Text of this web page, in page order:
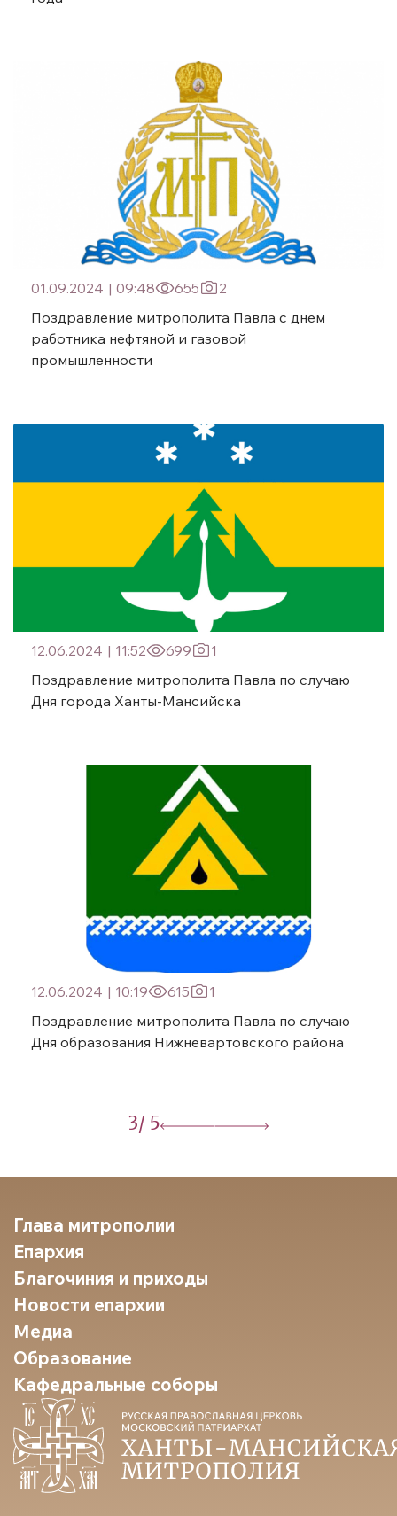
01.09.2024 | 09:48 655
2
Поздравление митрополита Павла с днем
работника нефтяной и газовой
промышленности
12.06.2024 | 11:52 699
1
Поздравление митрополита Павла по случаю
Дня города Ханты-Мансийска
12.06.2024 | 10:19 615
1
Поздравление митрополита Павла по случаю
Дня образования Нижневартовского района
3/ 5
Глава митрополии
Епархия
Благочиния и приходы
Новости епархии
Медиа
Образование
Кафедральные соборы